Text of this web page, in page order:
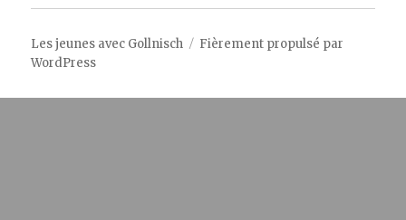
Les jeunes avec Gollnisch
Fièrement propulsé par
WordPress